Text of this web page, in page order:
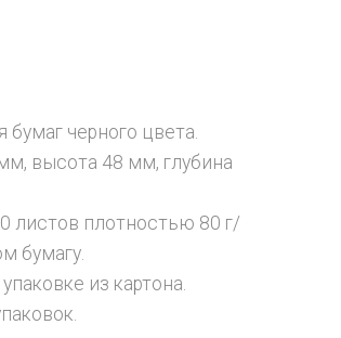
черного цвета.
высота 48 мм, глубина
листов плотностью 80 г/
бумагу.
из картона.